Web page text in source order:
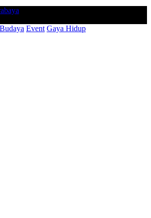
Budaya Event Gaya Hidup